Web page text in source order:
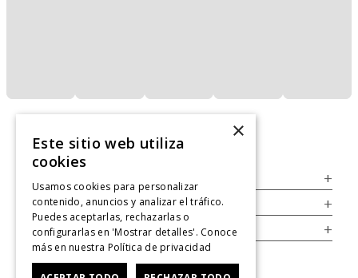
+
Legal +
Cuenta +
×
Este sitio web utiliza
cookies
Usamos cookies para personalizar
contenido, anuncios y analizar el tráfico.
Puedes aceptarlas, rechazarlas o
configurarlas en 'Mostrar detalles'. Conoce
más en nuestra Política de privacidad